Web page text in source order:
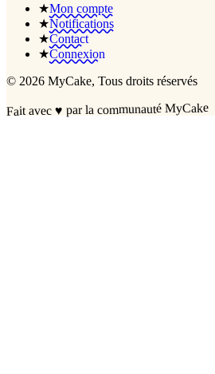
★Mon compte
★Notifications
★Contact
★Connexion
© 2026 MyCake, Tous droits réservés
Fait avec♥ par la communauté MyCake